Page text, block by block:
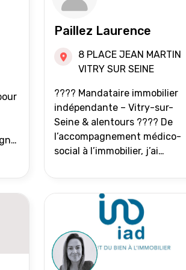
Paillez Laurence
8 PLACE JEAN MARTIN
VITRY SUR SEINE
???? Mandataire immobilier
indépendante – Vitry-sur-
Seine & alentours ???? De
l’accompagnement médico-
social à l’immobilier, j’ai
gens à avancer sereinement.
Aujourd’hui, j’accompagne
mes clients avec franchise,
écoute et énergie pour
vendre ou acheter leur bien
immobilier. ???? 300 familles
accompagnées en 8 ans, 90 %